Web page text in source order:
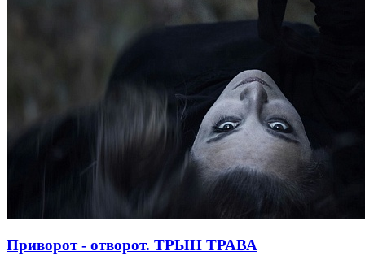
Приворот - отворот. ТРЫН ТРАВА